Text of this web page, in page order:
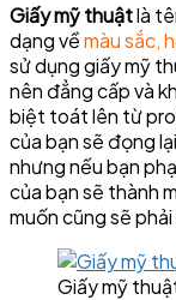
Giấy mỹ thuậtlà
dạng vềmàu sắc,
sử dụng giấy mỹ
nên đẳng cấp và
biệt toát lên từ
của bạn sẽ đọng
nhưng nếu bạn
của bạn sẽ thành
muốn cũng sẽ
Giấy mỹ